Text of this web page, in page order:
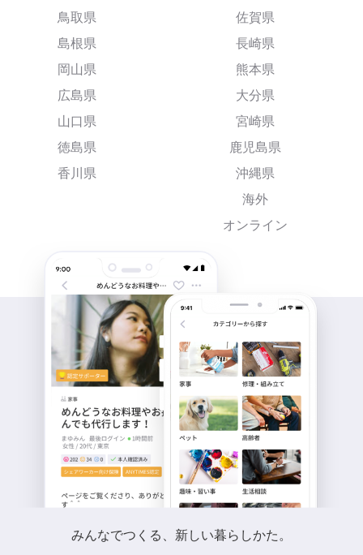
鳥取県
島根県
岡山県
広島県
山口県
徳島県
香川県
佐賀県
長崎県
熊本県
大分県
宮崎県
鹿児島県
沖縄県
海外
オンライン
みんなでつくる、新しい暮らしかた。